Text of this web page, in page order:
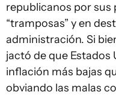
republicanos por
“tramposas” y en
administración. Si
jactó de que Estados
inflación más bajas
obviando las malas